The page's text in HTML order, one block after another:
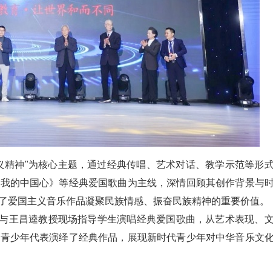
神"为核心主题，通过经典传唱、艺术对话、教学示范等形
的中国心》等经典爱国歌曲为主线，深情回顾其创作背景与时
国主义音乐作品凝聚民族情感、振奋民族精神的重要价值。
昌逵教授现场指导学生演唱经典爱国歌曲，从艺术表现、文
少年代表演绎了经典作品，展现新时代青少年对中华音乐文